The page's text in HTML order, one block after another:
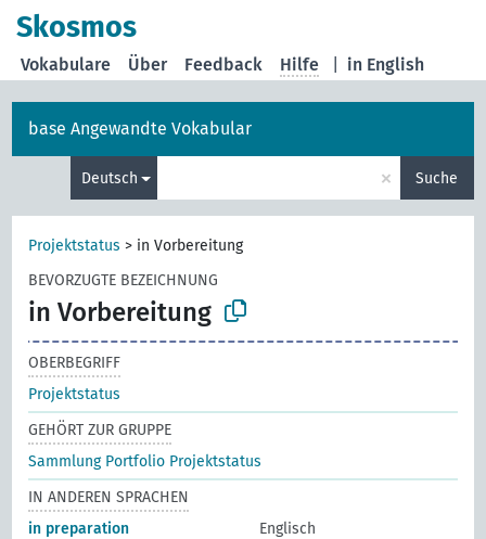
Skosmos
in English
Vokabulare Über Feedback Hilfe
base Angewandte Vokabular
Deutsch × Suche
Projektstatus > in Vorbereitung
BEVORZUGTE BEZEICHNUNG
in Vorbereitung
OBERBEGRIFF
Projektstatus
GEHÖRT ZUR GRUPPE
Sammlung Portfolio Projektstatus
IN ANDEREN SPRACHEN
in preparation
Englisch